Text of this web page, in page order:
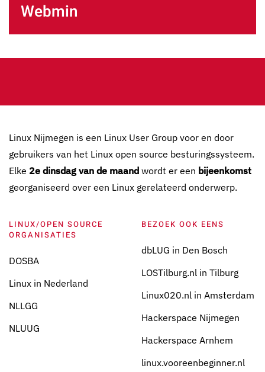
Webmin
Linux Nijmegen is een Linux User Group voor en door
gebruikers van het Linux open source besturingssysteem.
Elke 2e dinsdag van de maand wordt er een bijeenkomst
georganiseerd over een Linux gerelateerd onderwerp.
LINUX/OPEN SOURCE
ORGANISATIES
DOSBA
Linux in Nederland
NLLGG
NLUUG
BEZOEK OOK EENS
dbLUG in Den Bosch
LOSTilburg.nl in Tilburg
Linux020.nl in Amsterdam
Hackerspace Nijmegen
Hackerspace Arnhem
linux.vooreenbeginner.nl